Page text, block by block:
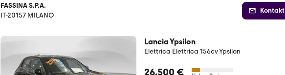
FASSINA S.P.A.
IT-20157 MILANO
Kontakt
Lancia Ypsilon
Elettrica Elettrica 156cv Ypsilon
26.500 €